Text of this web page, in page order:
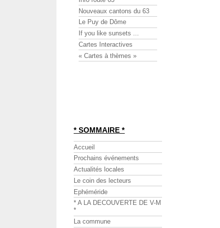
Nouveaux cantons du 63
Le Puy de Dôme
If you like sunsets ...
Cartes Interactives
« Cartes à thèmes »
* SOMMAIRE *
Accueil
Prochains événements
Actualités locales
Le coin des lecteurs
Ephéméride
* A LA DECOUVERTE DE V-M
*
La commune